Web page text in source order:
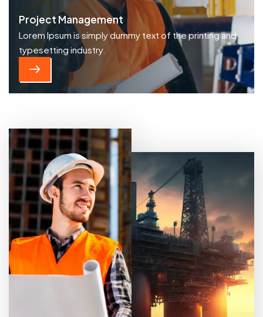
Project Management
Lorem Ipsum is simply dummy text of the printing and
typesetting industry.